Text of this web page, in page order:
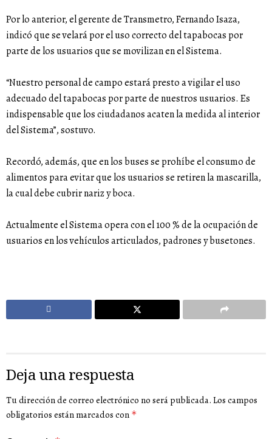
Por lo anterior, el gerente de Transmetro, Fernando Isaza,
indicó que se velará por el uso correcto del tapabocas por
parte de los usuarios que se movilizan en el Sistema.
“Nuestro personal de campo estará presto a vigilar el uso
adecuado del tapabocas por parte de nuestros usuarios. Es
indispensable que los ciudadanos acaten la medida al interior
del Sistema”, sostuvo.
Recordó, además, que en los buses se prohíbe el consumo de
alimentos para evitar que los usuarios se retiren la mascarilla,
la cual debe cubrir nariz y boca.
Actualmente el Sistema opera con el 100 % de la ocupación de
usuarios en los vehículos articulados, padrones y busetones.
Deja una respuesta
Tu dirección de correo electrónico no será publicada. Los campos
obligatorios están marcados con *